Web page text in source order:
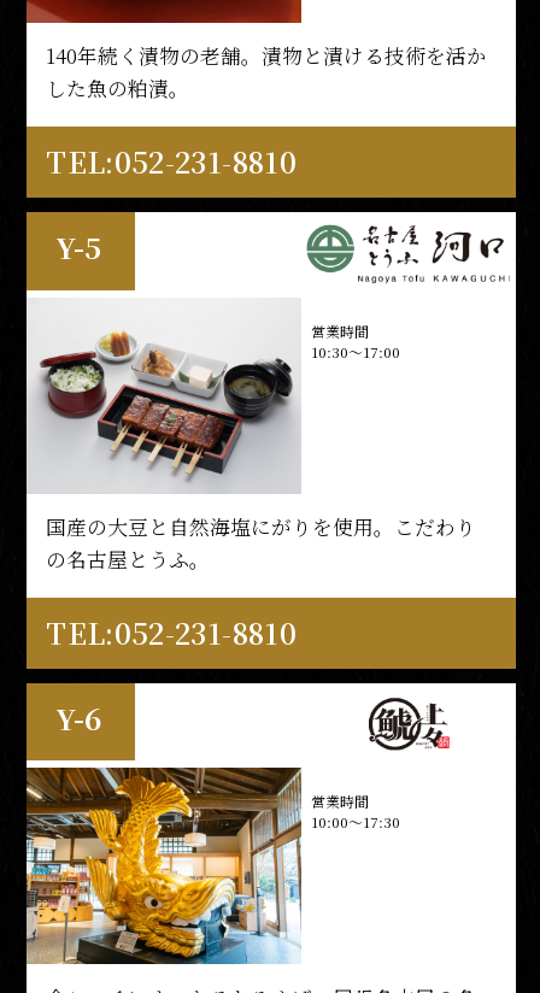
140年続く漬物の老舗。漬物と漬ける技術を活か
した魚の粕漬。
TEL:052-231-8810
Y-5
営業時間
10:30～17:00
国産の大豆と自然海塩にがりを使用。こだわり
の名古屋とうふ。
TEL:052-231-8810
Y-6
営業時間
10:00～17:30
選び抜いた旬の恵み、その鮮度と個性を活か
し、丹精込めた創作寿司。
TEL:052-386-6326
29席
M-2
やみつきになる人続出。ひと味違う、進化した
あんかけスパ。
TEL:052-212-5554
33席
M-1
土日祝 10:00～17:00
薄皮パリパリ中身がたっぷりの金しゃち焼と、